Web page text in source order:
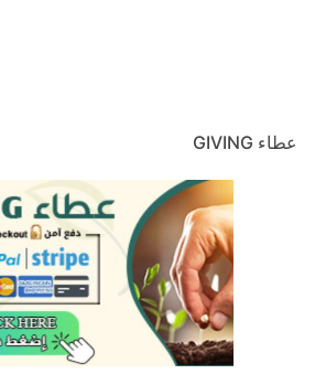
عطاء GIVING